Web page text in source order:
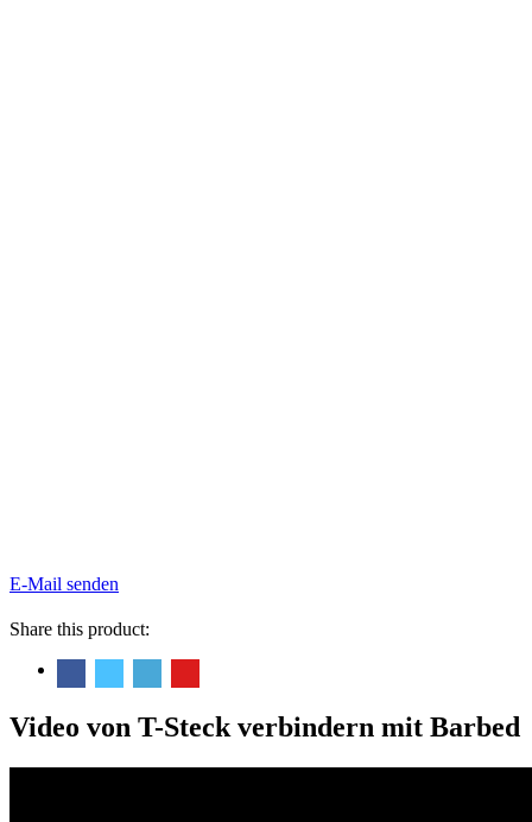
E-Mail senden
Share this product:
Video von T-Steck verbindern mit Barbed